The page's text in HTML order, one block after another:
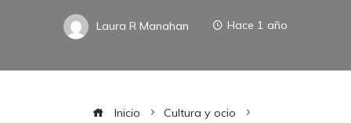
Laura R Manahan Hace 1 año
Inicio
Cultura y ocio